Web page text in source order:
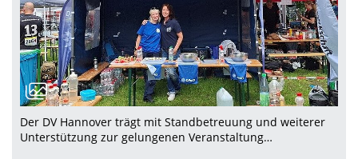
Der DV Hannover trägt mit Standbetreuung und weiterer
Unterstützung zur gelungenen Veranstaltung…